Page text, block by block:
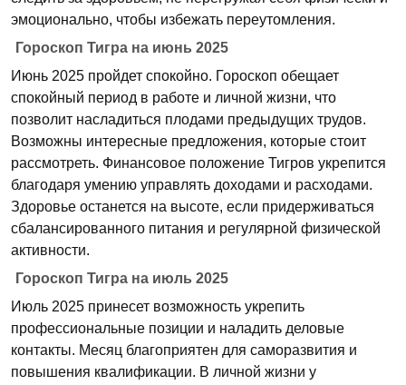
эмоционально, чтобы избежать переутомления.
Гороскоп Тигра на июнь 2025
Июнь 2025 пройдет спокойно. Гороскоп обещает
спокойный период в работе и личной жизни, что
позволит насладиться плодами предыдущих трудов.
Возможны интересные предложения, которые стоит
рассмотреть. Финансовое положение Тигров укрепится
благодаря умению управлять доходами и расходами.
Здоровье останется на высоте, если придерживаться
сбалансированного питания и регулярной физической
активности.
Гороскоп Тигра на июль 2025
Июль 2025 принесет возможность укрепить
профессиональные позиции и наладить деловые
контакты. Месяц благоприятен для саморазвития и
повышения квалификации. В личной жизни у